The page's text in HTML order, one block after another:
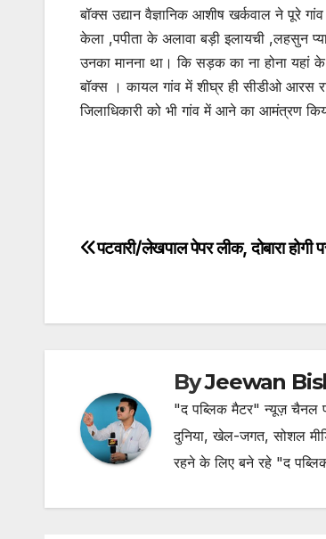
बॉक्स उद्यान वैज्ञानिक आशीष खर्कवाल ने पूरे
केला ,पपीता के अलावा बड़ी इलायची ,लहसुन
उनका मानना था। कि सड़क का ना होना यहां
बॉक्स । कायल गांव में शीघ्र ही सीडीओ आरस
जिलाधिकारी को भी गांव में आने का आमंत्रण
Post
पटवारी/लेखपाल पेपर लीक, दोबारा होगी
ByJeewan
"द पब्लिक मैटर" न्यूज़ चैनल
दुनिया, खेल-जगत, सोशल
रहने के लिए बने रहे "द